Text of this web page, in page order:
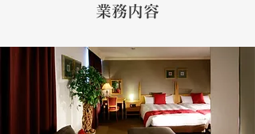
業務内容